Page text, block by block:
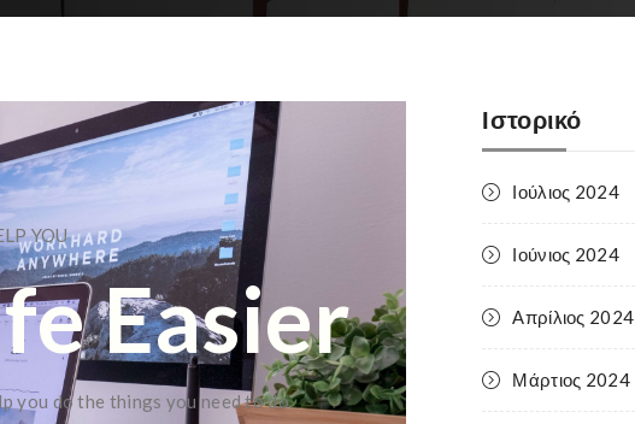
YOU
Easier
you do the things you need to do.
Ιστορικό
Ιούλιος 2024
Ιούνιος 2024
Απρίλιος 2024
Μάρτιος 2024